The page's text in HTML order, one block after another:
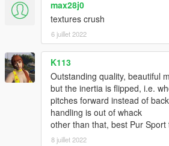
max28j0
textures crush
6 juillet 2022
K113
Outstanding quality, beautiful
but the inertia is flipped, i.e.
pitches forward instead of
handling is out of whack
other than that, best Pur Sport
8 juillet 2022